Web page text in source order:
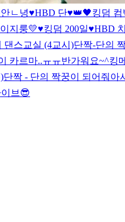
안ㄴ녕♥HBD 단♥👑🖤킹덤
지룽💛♥킹덤 200일♥HBD
댄스교실 (4교시)단짝-단의
카르마..ㅠㅠ반가워요~^킹
단짝 - 단의 짝꿍이 되어줘 아
브😎